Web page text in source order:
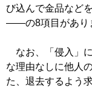
び込んで金品など
――の8項目があり
なお、「侵入」
な理由なしに他人
た、退去するよう